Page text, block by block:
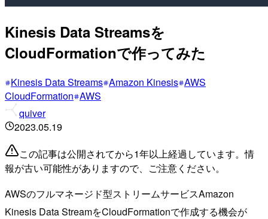
Kinesis Data Streamsを
CloudFormationで作ってみた
Kinesis Data Streams Amazon Kinesis AWS
CloudFormation AWS
quiver
2023.05.19
この記事は公開されてから1年以上経過しています。情
報が古い可能性がありますので、ご注意ください。
AWSのフルマネージド型ストリームサービスAmazon
Kinesis Data StreamをCloudFormationで作成する機会が